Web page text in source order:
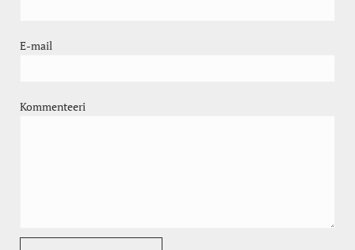
E-mail
Kommenteeri